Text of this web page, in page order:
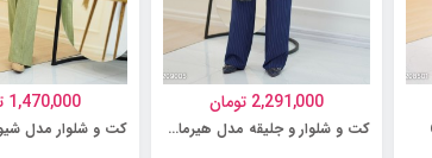
2,291,000 تومان
کت و شلوار و جلیقه مدل هیرمان کد 6231499
1,470,000